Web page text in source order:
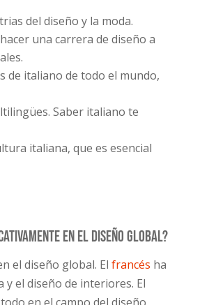
del diseño y la moda.
una carrera de diseño a
de italiano de todo el mundo,
Saber italiano te
italiana, que es esencial
en el diseño global?
el diseño global. Elfrancés ha
el diseño de interiores. El